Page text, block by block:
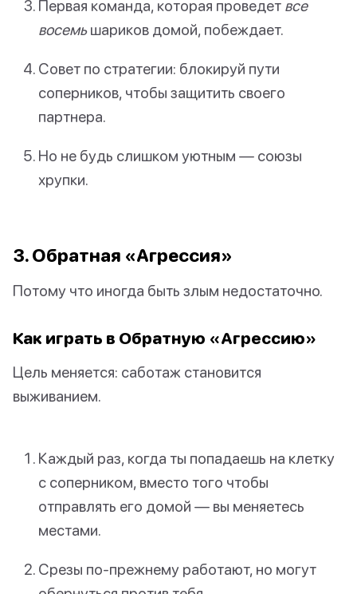
Первая команда, которая проведет все
восемьшариков домой, побеждает.
Совет по стратегии: блокируй пути
соперников, чтобы защитить своего
партнера.
Но не будь слишком уютным — союзы
хрупки.
3. Обратная «Агрессия»
Потому что иногда быть злым недостаточно.
Как играть в Обратную «Агрессию»
Цель меняется: саботаж становится
выживанием.
Каждый раз, когда ты попадаешь на клетку
с соперником, вместо того чтобы
отправлять его домой — вы меняетесь
местами.
Срезы по-прежнему работают, но могут